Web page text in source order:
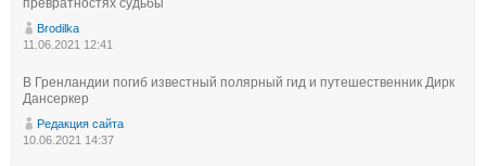
превратностях судьбы
Brodilka
11.06.2021 12:41
В Гренландии погиб известный полярный гид и путешественник Дирк
Дансеркер
Редакция сайта
10.06.2021 14:37